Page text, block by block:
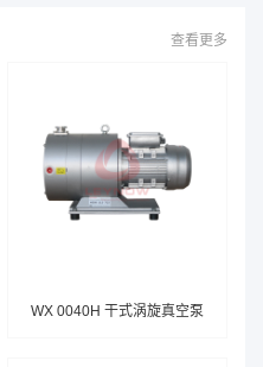
查看更多
WX 0040H 干式涡旋真空泵